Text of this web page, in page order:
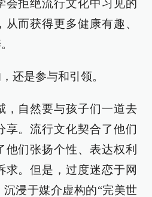
会拒绝流行文化中习见的
而获得更多健康有趣、
还是参与和引领。
，自然要与孩子们一道去
享。流行文化契合了他们
他们张扬个性、表达权利
求。但是，过度迷恋于网
浸于媒介虚构的“完美世